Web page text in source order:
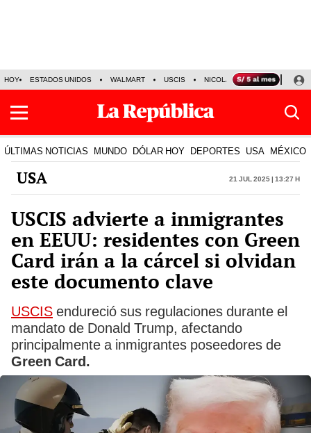
HOY ESTADOS UNIDOS WALMART USCIS NICOLÁS MADURO P-8
ÚLTIMAS NOTICIAS MUNDO DÓLAR HOY DEPORTES USA MÉXICO
USA 21 Jul 2025 | 13:27 h
USCIS advierte a inmigrantes
en EEUU: residentes con Green
Card irán a la cárcel si olvidan
este documento clave
USCIS endureció sus regulaciones durante el
mandato de Donald Trump, afectando
principalmente a inmigrantes poseedores de
Green Card.